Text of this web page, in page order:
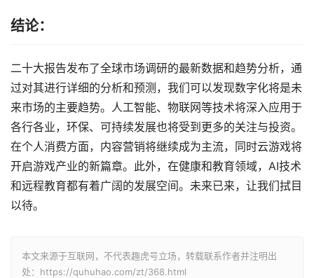
结论：
二十大报告发布了全球市场调研的最新数据和趋势分析，通
过对其进行详细的分析和预测，我们可以发现数字化将是未
来市场的主要趋势。人工智能、物联网等技术将深入应用于
各行各业，环保、可持续发展也将受到更多的关注与投资。
在个人消费方面，内容营销将继续成为主流，同时云游戏将
开启游戏产业的新篇章。此外，在健康和教育领域，AI技术
和远程教育都有着广阔的发展空间。未来已来，让我们拭目
以待。
本文来源于互联网，不代表趣虎号立场，转载联系作者并注明出
处：https://quhuhao.com/zt/368.html